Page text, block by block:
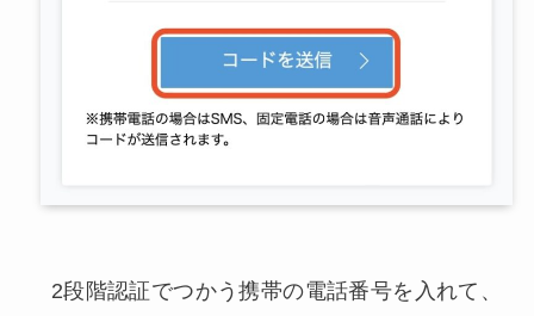
2段階認証でつかう携帯の電話番号を入れて、